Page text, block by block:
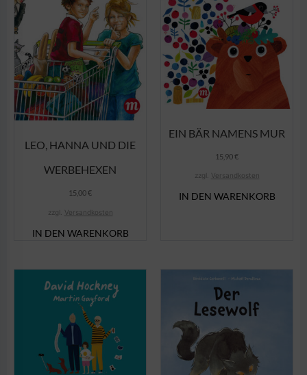
LEO, HANNA UND DIE
WERBEHEXEN
15,00€
zzgl. Versandkosten
IN DEN WARENKORB
EIN BÄR NAMENS MUR
15,90€
zzgl. Versandkosten
IN DEN WARENKORB